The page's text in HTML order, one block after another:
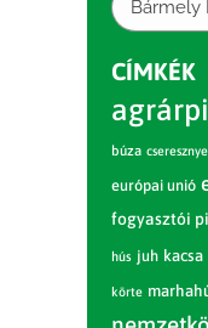
Bármely
CÍMKÉK
búza cseresznye
európai unió
fogyasztói
hús juh kacsa
körte